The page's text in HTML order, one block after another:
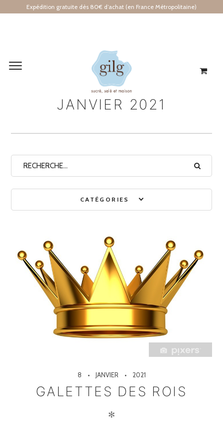
Expédition gratuite dès 80€ d’achat (en France Métropolitaine)
Archives mensuelles
JANVIER 2021
CATÉGORIES
8 JANVIER 2021
GALETTES DES ROIS
✻